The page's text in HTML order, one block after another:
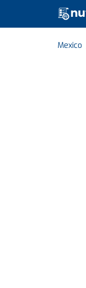
Mexico